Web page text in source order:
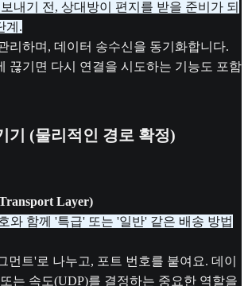
내기 전, 상대방이 편지를 받을 준비가 되
계.
리하며, 데이터 송수신을 동기화합니다.
끊기면 다시 연결을 시도하는 기능도 포함
기 (물리적인 경로 확정)
Layer)
와 함께 '특급' 또는 '일반' 같은 배송 방법
먼트'로 나누고, 포트 번호를 붙여요. 데이
는 속도(UDP)를 결정하는 중요한 역할을